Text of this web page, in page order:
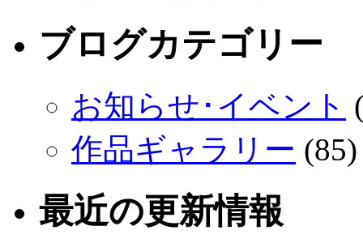
ブログカテゴリー
お知らせ･イベント
作品ギャラリー (85)
最近の更新情報